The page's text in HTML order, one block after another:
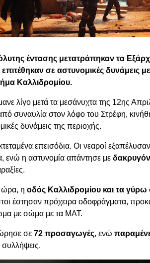
έντασης μετατράπηκαν τα
σε αστυνομικές δυνάμεις
Καλλιδρομίου.
λίγο μετά τα μεσάνυχτα της 12ης
συναυλία στον λόφο του Στρέφη,
δυνάμεις της περιοχής.
επεισόδια. Οι νεαροί
ενώ η αστυνομία απάντησε με
ώρα, η οδός Καλλιδρομίου και τα
έστησαν πρόχειρα οδοφράγματα,
με σώμα με τα ΜΑΤ.
σε 72 προσαγωγές, ενώ